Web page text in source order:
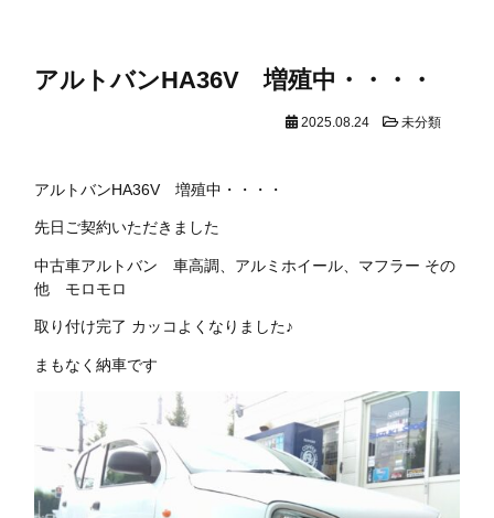
アルトバンHA36V 増殖中・・・・
2025.08.24 未分類
アルトバンHA36V 増殖中・・・・
先日ご契約いただきました
中古車アルトバン 車高調、アルミホイール、マフラー その
他 モロモロ
取り付け完了 カッコよくなりました♪
まもなく納車です